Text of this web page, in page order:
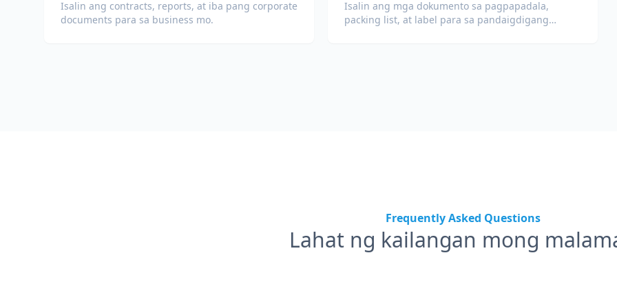
Isalin ang contracts, reports, at iba pang corporate
documents para sa business mo.
Isalin ang mga dokumento sa pagpapadala,
packing list, at label para sa pandaigdigang
Frequently Asked Questions
Lahat ng kailangan mong